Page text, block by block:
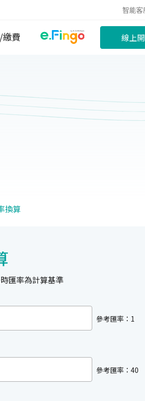
智能客
繳費 線上
換算
匯率為計算基準
參考匯率：1
參考匯率：40